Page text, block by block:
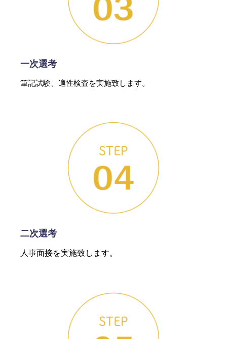
一次選考
筆記試験、適性検査を実施致します。
二次選考
人事面接を実施致します。